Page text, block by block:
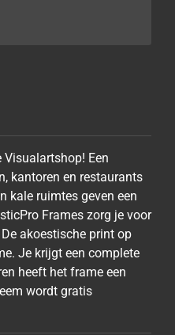
Een
kantoren en restaurants
kale ruimtes geven een
Frames zorg je voor
akoestische print op
Je krijgt een complete
heeft het frame een
wordt gratis